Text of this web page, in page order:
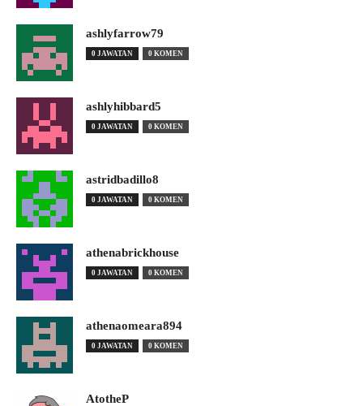
ashlyfarrow79
0 JAWATAN 0 KOMEN
ashlyhibbard5
0 JAWATAN 0 KOMEN
astridbadillo8
0 JAWATAN 0 KOMEN
athenabrickhouse
0 JAWATAN 0 KOMEN
athenaomeara894
0 JAWATAN 0 KOMEN
AtotheP